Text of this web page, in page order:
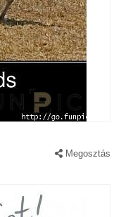
Megosztás